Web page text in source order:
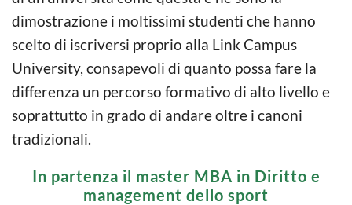
dimostrazione i moltissimi studenti che hanno
scelto di iscriversi proprio alla Link Campus
University, consapevoli di quanto possa fare la
differenza un percorso formativo di alto livello e
soprattutto in grado di andare oltre i canoni
tradizionali.
In partenza il master MBA in Diritto e
management dello sport